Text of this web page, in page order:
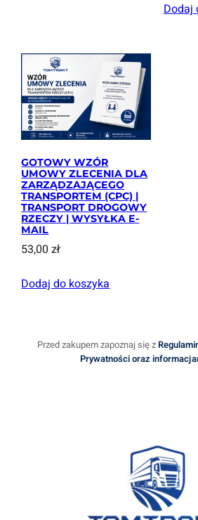
Dodaj
GOTOWY WZÓR
UMOWY ZLECENIA DLA
ZARZĄDZAJĄCEGO
TRANSPORTEM (CPC) |
TRANSPORT DROGOWY
RZECZY | WYSYŁKA E-
MAIL
53,00zł
Dodaj do koszyka
Przed zakupem zapoznaj się z
Prywatności oraz